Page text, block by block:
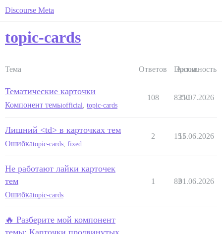
Discourse Meta
topic-cards
Тема Ответов Просм.
Активность
Тематические карточки
Компонент темыofficial topic-cards
108 8350
21.07.2026
Лишний <td> в карточках тем
Ошибкаtopic-cards fixed
2 151
15.06.2026
Не работают лайки карточек
тем
Ошибкаtopic-cards
1 8301.06.2026
🔥 Разберите мой компонент
темы: Карточки продвинутых